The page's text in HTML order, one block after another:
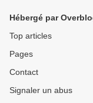
Hébergé par
Top articles
Pages
Contact
Signaler un abus